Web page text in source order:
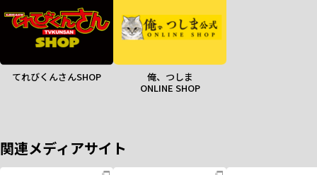
てれびくんさんSHOP
俺、つしま
ONLINE SHOP
関連メディアサイト